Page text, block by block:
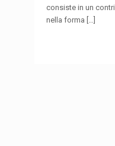
consiste in un
nella forma